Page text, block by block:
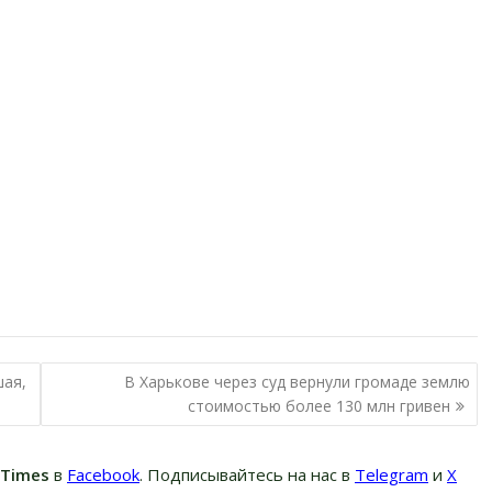
В Харькове через суд вернули громаде землю
стоимостью более 130 млн гривен
в Facebook. Подписывайтесь на нас в Telegram и Х